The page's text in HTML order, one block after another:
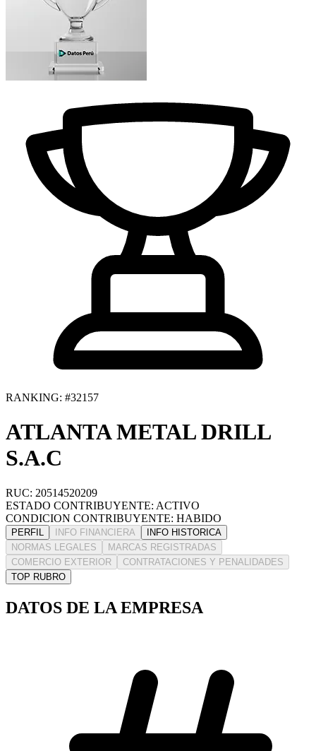
RANKING: #32157
ATLANTA METAL DRILL
S.A.C
RUC: 20514520209
ESTADO CONTRIBUYENTE: ACTIVO
CONDICION CONTRIBUYENTE: HABIDO
PERFIL INFO FINANCIERA
INFO HISTORICA
NORMAS LEGALES
MARCAS REGISTRADAS
COMERCIO EXTERIOR
CONTRATACIONES Y PENALIDADES
TOP RUBRO
DATOS DE LA EMPRESA